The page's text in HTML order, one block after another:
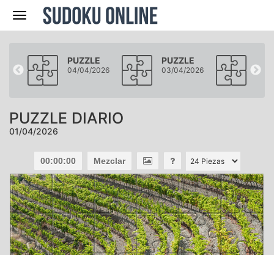
Navegación
PUZZLE
04/04/2026
PUZZLE
03/04/2026 02/
PUZZLE DIARIO
01/04/2026
00:00:00 Mezclar